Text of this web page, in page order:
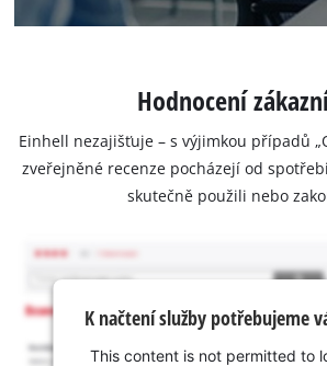
Hodnocení
Einhell nezajišťuje – s výjimkou případů
zveřejněné recenze pocházejí od
skutečně použili nebo
K načtení služby potřebujeme
This content is not permitted to